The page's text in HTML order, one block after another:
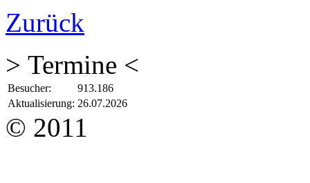
Zurück
> Termine <
Besucher:
913.186
Aktualisierung: 26.07.2026
© 2011